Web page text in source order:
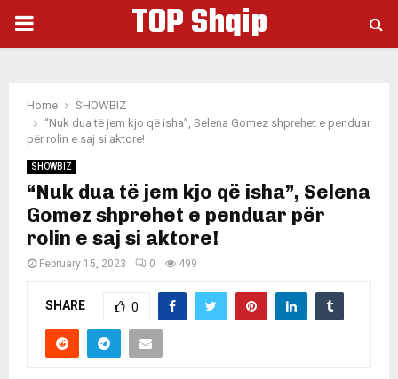
PRIMARY
TOP Shqip
Home
SHOWBIZ
“Nuk dua të jem kjo që isha”, Selena Gomez shprehet e penduar
për rolin e saj si aktore!
SHOWBIZ
“Nuk dua të jem kjo që isha”, Selena
Gomez shprehet e penduar për
rolin e saj si aktore!
February 15, 2023 0 499
SHARE 0